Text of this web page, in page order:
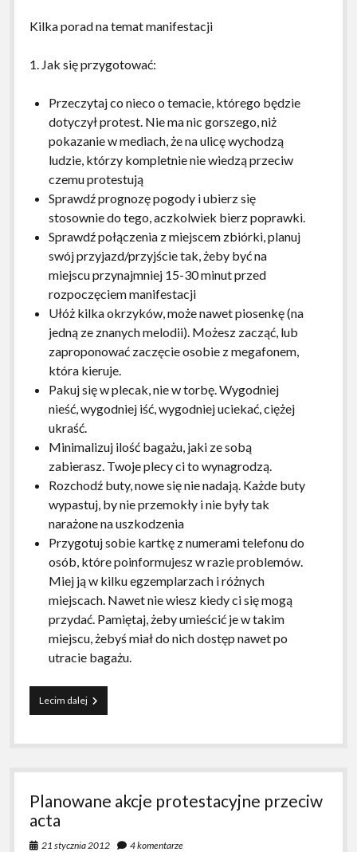
Kilka porad na temat manifestacji
1. Jak się przygotować:
Przeczytaj co nieco o temacie, którego będzie
dotyczył protest. Nie ma nic gorszego, niż
pokazanie w mediach, że na ulicę wychodzą
ludzie, którzy kompletnie nie wiedzą przeciw
czemu protestują
Sprawdź prognozę pogody i ubierz się
stosownie do tego, aczkolwiek bierz poprawki.
Sprawdź połączenia z miejscem zbiórki, planuj
swój przyjazd/przyjście tak, żeby być na
miejscu przynajmniej 15-30 minut przed
rozpoczęciem manifestacji
Ułóż kilka okrzyków, może nawet piosenkę (na
jedną ze znanych melodii). Możesz zacząć, lub
zaproponować zaczęcie osobie z megafonem,
która kieruje.
Pakuj się w plecak, nie w torbę. Wygodniej
nieść, wygodniej iść, wygodniej uciekać, ciężej
ukraść.
Minimalizuj ilość bagażu, jaki ze sobą
zabierasz. Twoje plecy ci to wynagrodzą.
Rozchodź buty, nowe się nie nadają. Każde buty
wypastuj, by nie przemokły i nie były tak
narażone na uszkodzenia
Przygotuj sobie kartkę z numerami telefonu do
osób, które poinformujesz w razie problemów.
Miej ją w kilku egzemplarzach i różnych
miejscach. Nawet nie wiesz kiedy ci się mogą
przydać. Pamiętaj, żeby umieścić je w takim
miejscu, żebyś miał do nich dostęp nawet po
utracie bagażu.
Lecim dalejPorady
dla
Planowane akcje protestacyjne przeciw
acta
21 stycznia 2012 4 komentarze